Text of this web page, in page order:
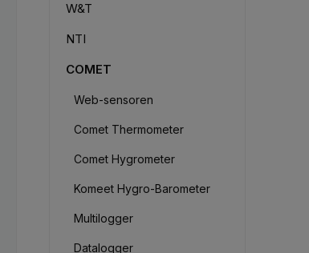
W&T
NTI
COMET
Web-sensoren
Comet Thermometer
Comet Hygrometer
Komeet Hygro-Barometer
Multilogger
Datalogger